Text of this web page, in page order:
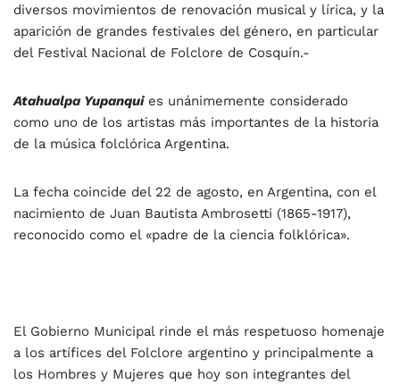
diversos movimientos de renovación musical y lírica, y la
aparición de grandes festivales del género, en particular
del Festival Nacional de Folclore de Cosquín.-
Atahualpa Yupanquies unánimemente considerado
como uno de los artistas más importantes de la historia
de la música folclórica Argentina.
La fecha coincide del 22 de agosto, en Argentina, con el
nacimiento de Juan Bautista Ambrosetti (1865-1917),
reconocido como el «padre de la ciencia folklórica».
El Gobierno Municipal rinde el más respetuoso homenaje
a los artífices del Folclore argentino y principalmente a
los Hombres y Mujeres que hoy son integrantes del